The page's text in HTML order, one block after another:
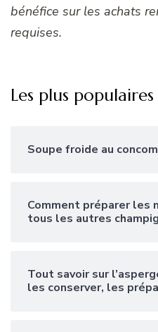
bénéfice sur les achats
requises.
Les plus populaires
Soupe froide au
Comment préparer les
tous les autres
Tout savoir sur
les conserver, les